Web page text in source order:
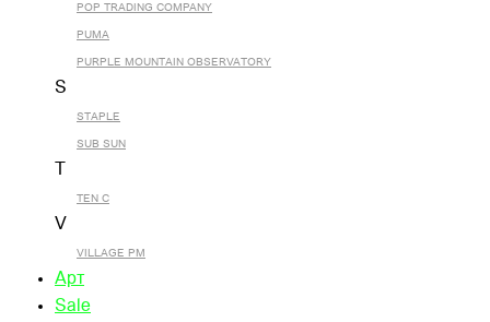
POP TRADING COMPANY
PUMA
PURPLE MOUNTAIN OBSERVATORY
S
STAPLE
SUB SUN
TEN C
V
VILLAGE PM
Арт
Sale